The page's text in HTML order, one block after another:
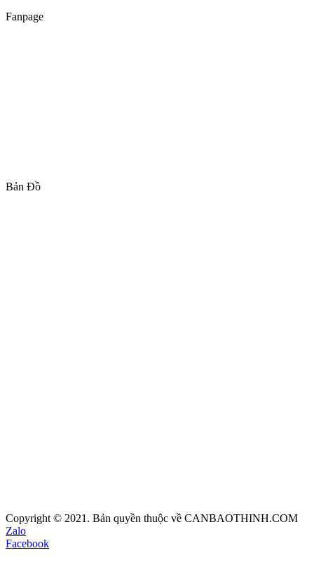
Fanpage
Bản Đồ
Copyright © 2021. Bản quyền thuộc về CANBAOTHINH.COM
Zalo
Facebook